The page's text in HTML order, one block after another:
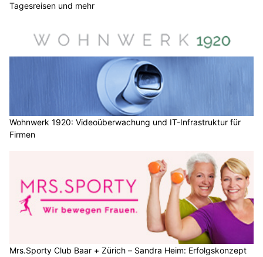
Tagesreisen und mehr
Wohnwerk 1920: Videoüberwachung und IT-Infrastruktur für
Firmen
Mrs.Sporty Club Baar + Zürich – Sandra Heim: Erfolgskonzept